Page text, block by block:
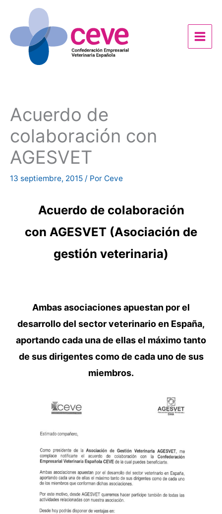
contenido
Acuerdo de
colaboración con
AGESVET
13 septiembre, 2015 / Por Ceve
Acuerdo de colaboración
con AGESVET (Asociación de
gestión veterinaria)
Ambas asociaciones apuestan por el
desarrollo del sector veterinario en España,
aportando cada una de ellas el máximo tanto
de sus dirigentes como de cada uno de sus
miembros.